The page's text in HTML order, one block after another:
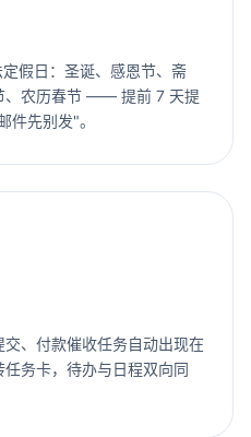
假日：圣诞、感恩节、斋
、农历春节 —— 提前 7 天提
件先别发"。
、付款催收任务自动出现在
务卡，待办与日程双向同